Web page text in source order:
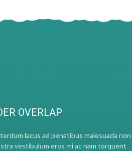
OVERLAP
lacus ad penatibus malesuada non
vestibulum eros mi ac nam torquent